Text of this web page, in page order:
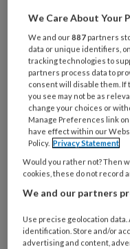
alle fracties in de
motie.
Dit is het resultaat
negen
een uitbreiding
uitbreiding, is het
er een structurele
Meer informatie
We Care About Your
We and our887 partners
data or unique identifiers,
tracking technologies to
partners process data to
consent will disable them. If
you see may not be as
change your choices or
Manage Preferences link
have effect within our
Policy. Privacy Statement
Would you rather not? Then
cookies, these do not record
We and our partners
Use precise geolocation
identification. Store and/or
advertising and content,